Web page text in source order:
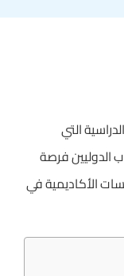
التي
الدوليين فرصة
الأكاديمية في